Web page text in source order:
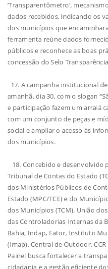
‘Transparentômetro’,
dados recebidos, indicando os
dos municípios que
ferramenta reúne dados
públicos e reconhece as boas
concessão do Selo
17. A campanha institucional
amanhã, dia 30, com o slogan
e participação fazem um arraiá
com um conjunto de peças e
social e ampliar o acesso às
dos municípios.
18. Concebido e desenvolvido
Tribunal de Contas do Estado
dos Ministérios Públicos de
Estado (MPC/TCE) e do
dos Municípios (TCM), União
das Controladorias Internas da
Bahia, Indap, Fator, Instituto
(Imap), Central de Outdoor,
Painel busca fortalecer a
cidadania e a gestão eficiente